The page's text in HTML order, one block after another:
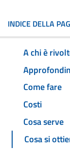
INDICE DELLA
A chi è
Come fare
Costi
Cosa serve
Cosa si